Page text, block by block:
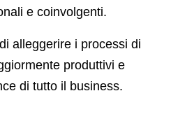
e coinvolgenti.
alleggerire i processi di
produttivi e
di tutto il business.